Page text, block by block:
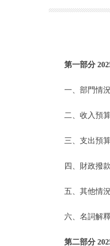
便
仲介
政民互動
第一部分
一、部門情況
二、收入預算
三、支出預算
四、財政撥款“
五、其他情況
六、名詞解
第二部分